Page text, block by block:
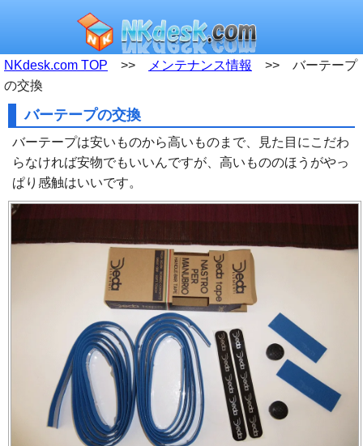
NKdesk.com TOP >> メンテナンス情報
>> バーテープ
の交換
バーテープの交換
バーテープは安いものから高いものまで、見た目にこだわ
らなければ安物でもいいんですが、高いもののほうがやっ
ぱり感触はいいです。